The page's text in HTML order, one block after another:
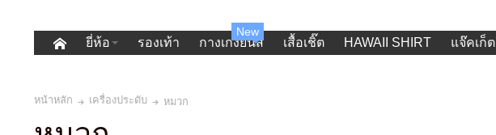
ยี่ห้อ รองเท้า กางเกงยีนส์
New
เสื้อเชิ๊ต HAWAII SHIRT แจ๊คเก็ต
หน้าหลัก เครื่องประดับ หมวก